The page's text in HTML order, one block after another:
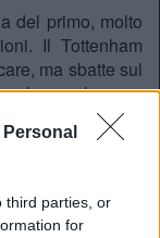
third parties, or
for
del primo, molto
Il Tottenham
ma sbatte sul
ha anche una
e al centro
bene, ma